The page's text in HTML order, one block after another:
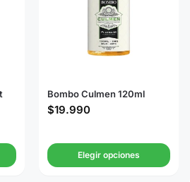
Bombo Culmen 120ml
$19.990
Elegir opciones